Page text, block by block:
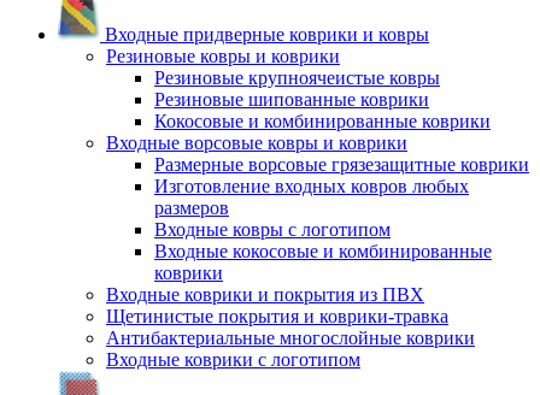
Входные придверные коврики и ковры
Резиновые ковры и коврики
Резиновые крупноячеистые ковры
Резиновые шипованные коврики
Кокосовые и комбинированные коврики
Входные ворсовые ковры и коврики
Размерные ворсовые грязезащитные коврики
Изготовление входных ковров любых
размеров
Входные ковры с логотипом
Входные кокосовые и комбинированные
коврики
Входные коврики и покрытия из ПВХ
Щетинистые покрытия и коврики-травка
Антибактериальные многослойные коврики
Входные коврики с логотипом